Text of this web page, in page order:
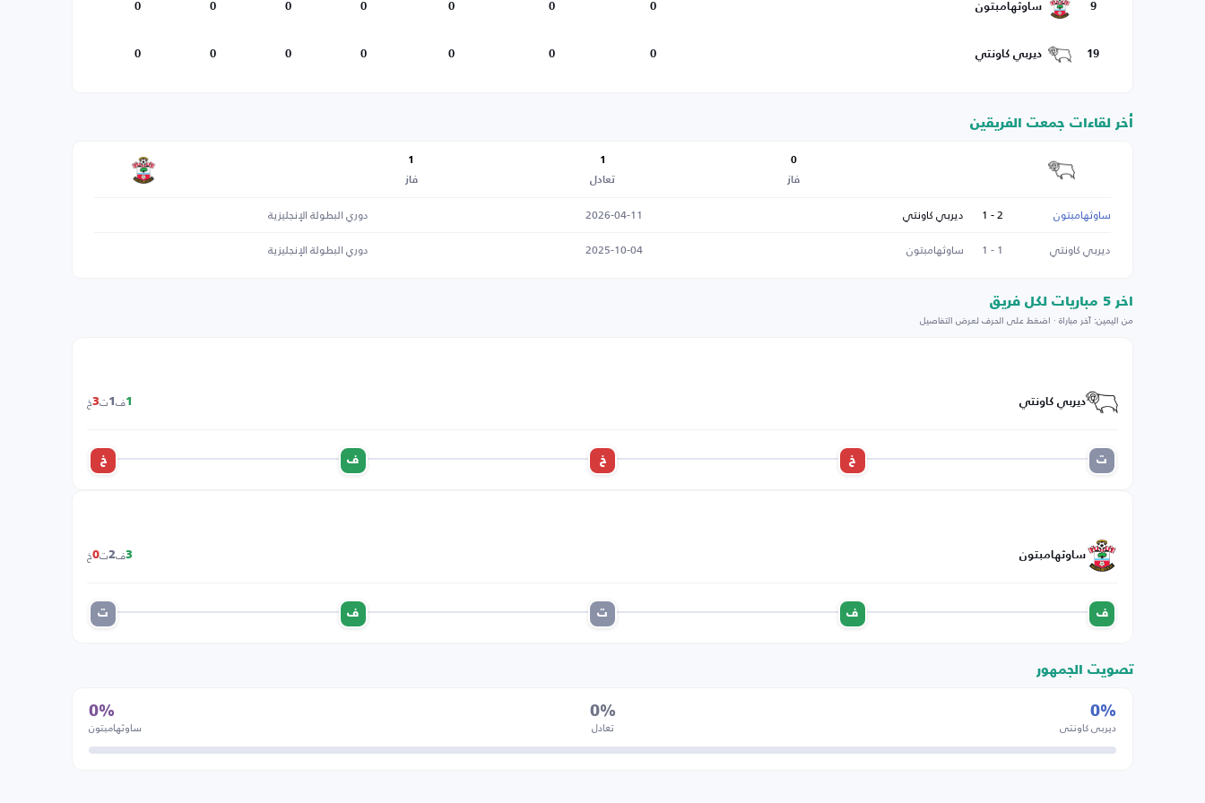
9 ساوثهامبتون 0
0
0
0
0
0
0
19 ديربي كاونتي 0
0
0
0
0
0
0
أخر لقاءات جمعت الفريقين
0
فاز
1
تعادل
1
فاز
ساوثهامبتون 2 - 1 ديربي كاونتي 2026-04-11
دوري البطولة الإنجليزية
ديربي كاونتي
1 - 1 ساوثهامبتون 2025-10-04 دوري البطولة الإنجليزية
اخر 5 مباريات لكل فريق
من اليمين: آخر مباراة · اضغط على الحرف لعرض التفاصيل
ديربي كاونتي 1ف 1ت3خ
ت خ خ ف خ
ساوثهامبتون 3ف2ت0خ
ف ف ت ف ت
تصويت الجمهور
0%
ديربي كاونتي
0%
تعادل
0%
ساوثهامبتون